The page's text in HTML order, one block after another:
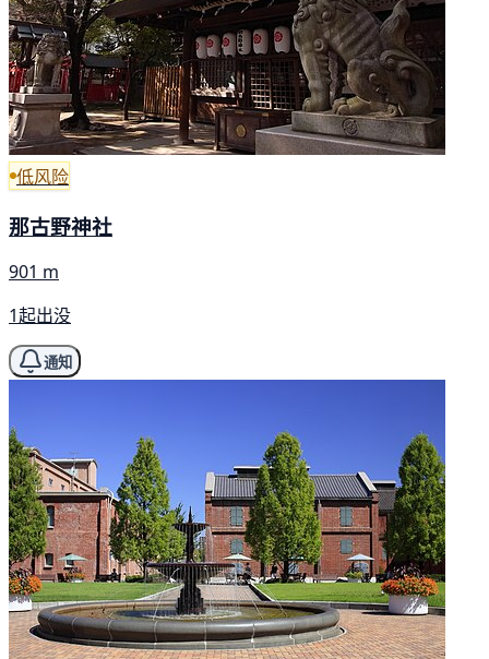
低风险
那古野神社
901 m
1起出没
通知